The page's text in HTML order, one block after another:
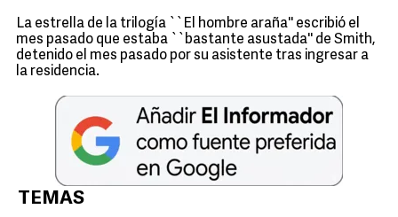
La estrella de la trilogía ``El hombre araña'' escribió el
mes pasado que estaba ``bastante asustada'' de Smith,
detenido el mes pasado por su asistente tras ingresar a
la residencia.
TEMAS